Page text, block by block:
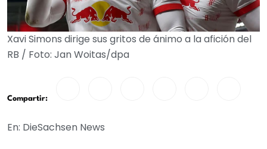
Xavi Simons dirige sus gritos de ánimo a la afición del
RB / Foto: Jan Woitas/dpa
Compartir:
En: DieSachsen News